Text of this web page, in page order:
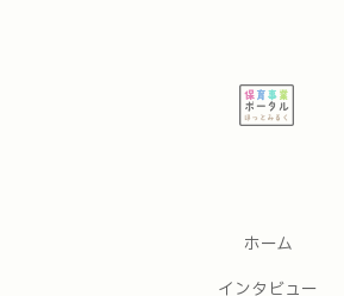
ホーム
インタビュー